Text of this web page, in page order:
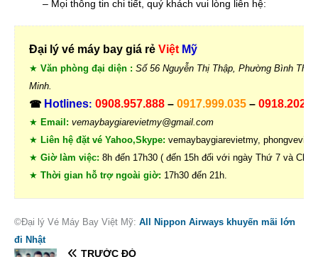
– Mọi thông tin chi tiết, quý khách vui lòng liên hệ:
Đại lý vé máy bay giá rẻ Việt Mỹ
★ Văn phòng đại diện : Số 56 Nguyễn Thị Thập, Phường Bình
Minh.
☎ Hotlines: 0908.957.888 – 0917.999.035 –
★ Email: vemaybaygiarevietmy@gmail.com
★ Liên hệ đặt vé Yahoo,Skype: vemaybaygiarevietmy,
★ Giờ làm việc: 8h đến 17h30 ( đến 15h đối với ngày Thứ 7 và Chủ
★ Thời gian hỗ trợ ngoài giờ: 17h30 đến 21h.
©Đại lý Vé Máy Bay Việt Mỹ: All Nippon Airways khuyến mãi lớn
đi Nhật
TRƯỚC ĐÓ